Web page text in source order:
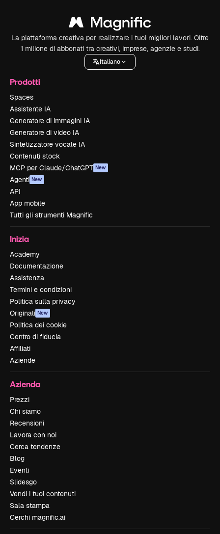
La piattaforma creativa per realizzare i tuoi migliori lavori. Oltre
1 milione di abbonati tra creativi, imprese, agenzie e studi.
Italiano
Prodotti
Spaces
Assistente IA
Generatore di immagini IA
Generatore di video IA
Sintetizzatore vocale IA
Contenuti stock
MCP per Claude/ChatGPT New
Agenti New
API
App mobile
Tutti gli strumenti Magnific
Inizia
Academy
Documentazione
Assistenza
Termini e condizioni
Politica sulla privacy
Originali New
Politica dei cookie
Centro di fiducia
Affiliati
Aziende
Azienda
Prezzi
Chi siamo
Recensioni
Lavora con noi
Cerca tendenze
Blog
Eventi
Slidesgo
Vendi i tuoi contenuti
Sala stampa
Cerchi magnific.ai